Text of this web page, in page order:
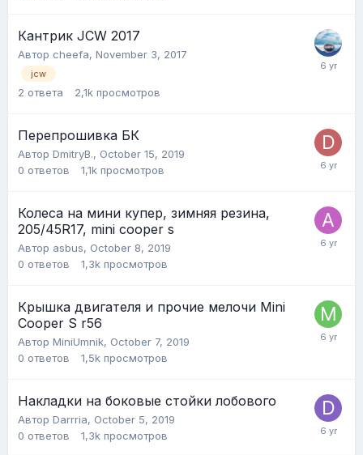
Кантрик JCW 2017
Автор cheefa, November 3, 2017
jcw
2 ответа 2,1k просмотров
Перепрошивка БК
Автор DmitryB., October 15, 2019
0 ответов 1,1k просмотров
Колеса на мини купер, зимняя резина,
205/45R17, mini cooper s
Автор asbus, October 8, 2019
0 ответов 1,3k просмотров
Крышка двигателя и прочие мелочи Mini
Cooper S r56
Автор MiniUmnik, October 7, 2019
0 ответов 1,5k просмотров
Накладки на боковые стойки лобового
Автор Darrria, October 5, 2019
0 ответов 1,3k просмотров